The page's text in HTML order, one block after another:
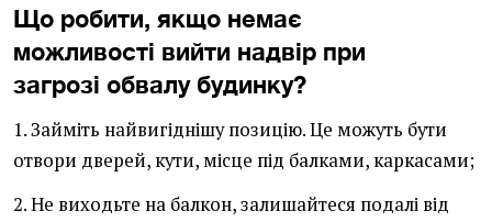
Що робити, якщо немає
можливості вийти надвір при
загрозі обвалу будинку?
1. Займіть найвигіднішу позицію. Це можуть бути
отвори дверей, кути, місце під балками, каркасами;
2. Не виходьте на балкон, залишайтеся подалі від